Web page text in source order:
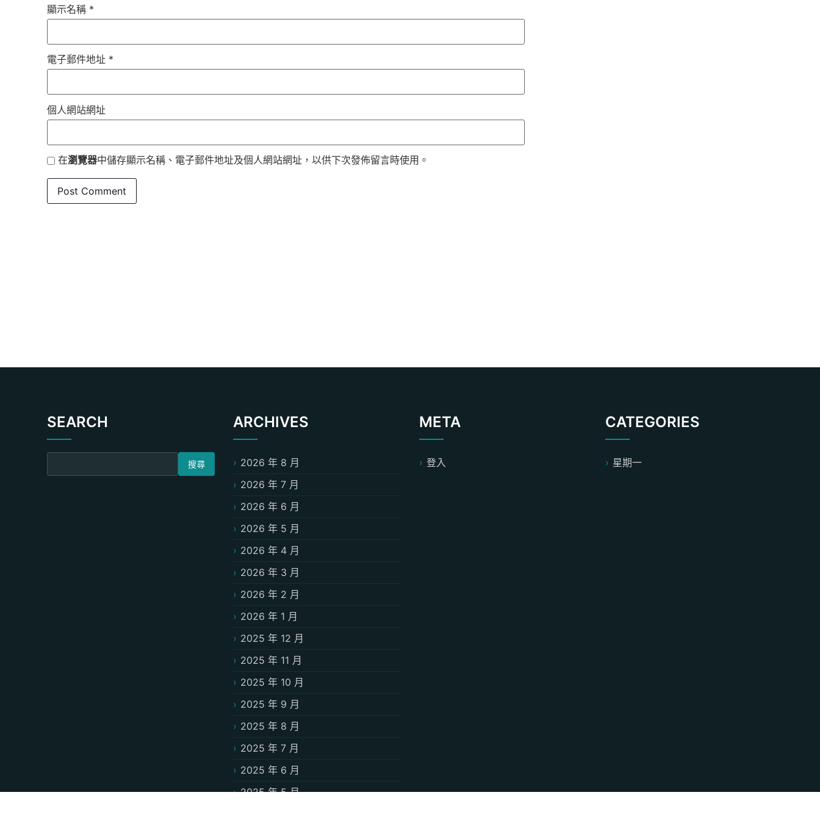
顯示名稱 *
電子郵件地址 *
個人網站網址
在瀏覽器中儲存顯示名稱、電子郵件地址及個人網站網址，以供下次發佈留言時使用。
SEARCH
搜尋關鍵字:
ARCHIVES
2026 年 8 月
2026 年 7 月
2026 年 6 月
2026 年 5 月
2026 年 4 月
2026 年 3 月
2026 年 2 月
2026 年 1 月
2025 年 12 月
2025 年 11 月
2025 年 10 月
2025 年 9 月
2025 年 8 月
2025 年 7 月
2025 年 6 月
2025 年 5 月
META
登入
CATEGORIES
星期一